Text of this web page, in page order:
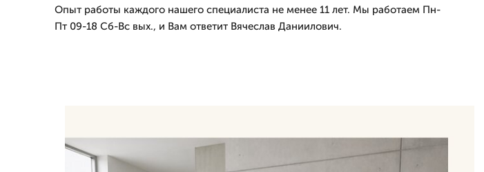
Опыт работы каждого нашего специалиста не менее 11 лет. Мы работаем Пн-
Пт 09-18 Сб-Вс вых., и Вам ответит Вячеслав Даниилович.